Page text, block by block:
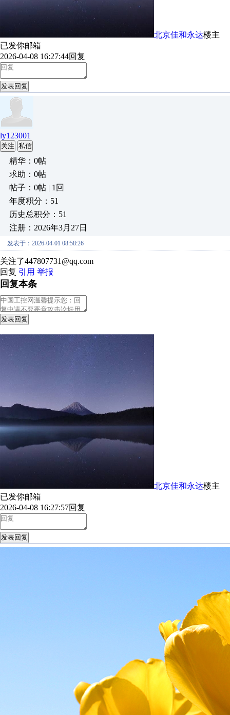
北京佳和永达楼主
已发你邮箱
2026-04-08 16:27:44回复
发表回复
ly123001
关注 私信
精华：0帖
求助：0帖
帖子：0帖 | 1回
年度积分：51
历史总积分：51
注册：2026年3月27日
发表于：2026-04-01 08:58:26
关注了447807731@qq.com
回复 引用 举报
回复本条
发表回复
北京佳和永达楼主
已发你邮箱
2026-04-08 16:27:57回复
发表回复